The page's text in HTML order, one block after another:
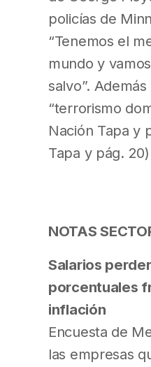
policías de
“Tenemos el
mundo y
salvo”.
“terrorismo
Nación Tapa y
Tapa y pág. 20)
NOTAS
Salarios
porcentuales
inflación
Encuesta de
las empresas